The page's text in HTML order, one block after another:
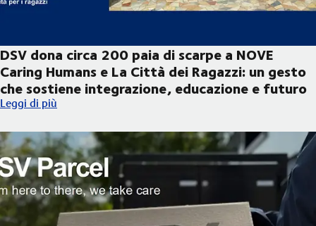
DSV dona circa 200 paia di scarpe a NOVE
Caring Humans e La Città dei Ragazzi: un gesto
che sostiene integrazione, educazione e futuro
DSV dona circa 200 paia di scarpe a NOVE Caring Humans e
Leggi di più